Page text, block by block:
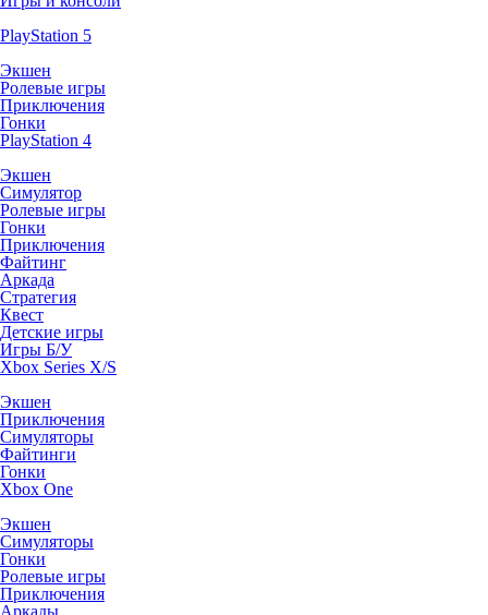
PlayStation 5
Экшен
Ролевые игры
Приключения
Гонки
PlayStation 4
Экшен
Симулятор
Ролевые игры
Гонки
Приключения
Файтинг
Аркада
Стратегия
Квест
Детские игры
Игры Б/У
Xbox Series X/S
Экшен
Приключения
Симуляторы
Файтинги
Гонки
Xbox One
Экшен
Симуляторы
Гонки
Ролевые игры
Приключения
Аркады